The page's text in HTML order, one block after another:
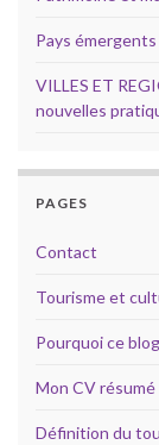
Pays émergents
VILLES ET
nouvelles
PAGES
Contact
Tourisme et
Pourquoi ce
Mon CV résumé
Définition du